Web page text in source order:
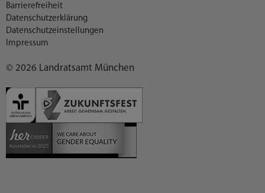
© 2026 Landratsamt München
Barrierefreiheit
Datenschutzerklärung
Datenschutzeinstellungen
Impressum